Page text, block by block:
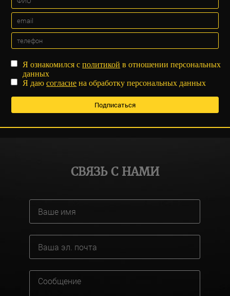
Я ознакомился сполитикой в отношении персональных
данных
Я даюсогласие на обработку персональных данных
СВЯЗЬ С НАМИ